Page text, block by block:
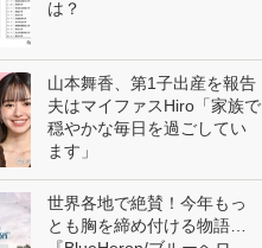
は？
山本舞香、第1子出産を報告
夫はマイファスHiro「家族で
穏やかな毎日を過ごしてい
ます」
世界各地で絶賛！今年もっ
とも胸を締め付ける物語…